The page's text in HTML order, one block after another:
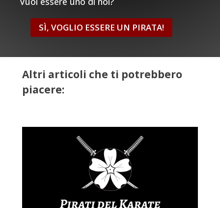
SÌ, VOGLIO ESSERE UN PIRATA!
Altri articoli che ti potrebbero
piacere: